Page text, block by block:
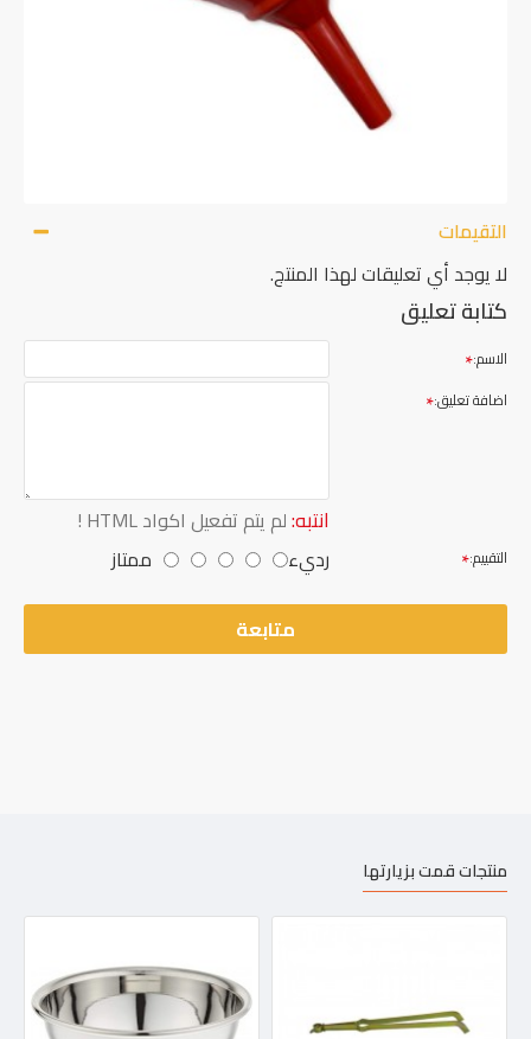
التقيمات
لا يوجد أي تعليقات لهذا المنتج.
كتابة تعليق
الاسم:
اضافة تعليق:
انتبه:لم يتم تفعيل اكواد HTML !
التقييم: رديء
ممتاز
متابعة
منتجات قمت بزيارتها